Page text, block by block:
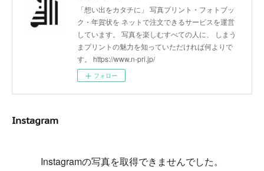
「想い出をカタチに」 写真プリント・フォトブッ
ク・年賀状を ネットで注文できるサービスを運営
しています。 写真を楽しむすべての人に、 しまう
まプリントの魅力を知っていただければ何よりで
す。 https://www.n-pri.jp/
フォロー
Instagram
Instagramの写真を取得できませんでした。